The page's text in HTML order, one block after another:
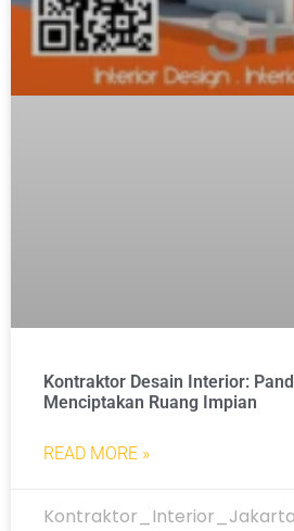
Kontraktor Desain Interior:
Menciptakan Ruang Impian
READ MORE »
Kontraktor_Interior_Jakarta